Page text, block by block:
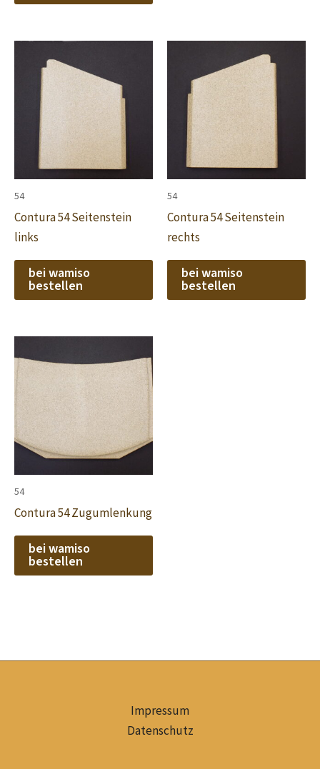
54
Contura 54 Seitenstein
links
bei wamiso
bestellen
54
Contura 54 Seitenstein
rechts
bei wamiso
bestellen
54
Contura 54 Zugumlenkung
bei wamiso
bestellen
Impressum
Datenschutz